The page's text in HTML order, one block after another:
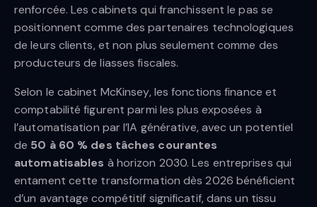
renforcée. Les cabinets qui franchissent le pas se
positionnent comme des partenaires technologiques
de leurs clients, et non plus seulement comme des
producteurs de liasses fiscales.
Selon le cabinet McKinsey, les fonctions finance et
comptabilité figurent parmi les plus exposées à
l’automatisation par l’IA générative, avec un potentiel
de 50 à 60 % des tâches courantes
automatisables à horizon 2030. Les entreprises qui
entament cette transformation dès 2026 bénéficient
d’un avantage compétitif significatif, dans un tissu